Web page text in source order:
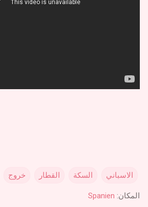
الاسباني السكة القطار خروج
المكان: Spanien